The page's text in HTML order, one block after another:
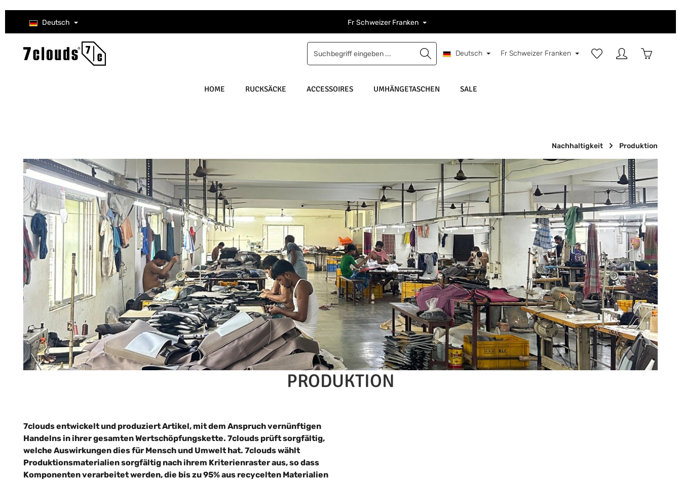
Hauptinhalt springen
Zur Suche springen
Zur Hauptnavigation springen
Deutsch Fr Schweizer Franken
Deutsch Fr Schweizer Franken
Du hast 0 Produkte auf
HOME RUCKSÄCKE ACCESSOIRES UMHÄNGETASCHEN SALE
Nachhaltigkeit Produktion
PRODUKTION
7clouds entwickelt und produziert Artikel, mit dem Anspruch vernünftigen
Handelns in ihrer gesamten Wertschöpfungskette. 7clouds prüft sorgfältig,
welche Auswirkungen dies für Mensch und Umwelt hat. 7clouds wählt
Produktionsmaterialien sorgfältig nach ihrem Kriterienraster aus, so dass
Komponenten verarbeitet werden, die bis zu 95% aus recycelten Materialien